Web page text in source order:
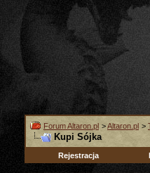
Forum Altaron.pl >Altaron.pl >
Kupi Sójka
Rejestracja